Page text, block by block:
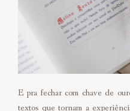
E pra fechar com chave de
textos que tornam a